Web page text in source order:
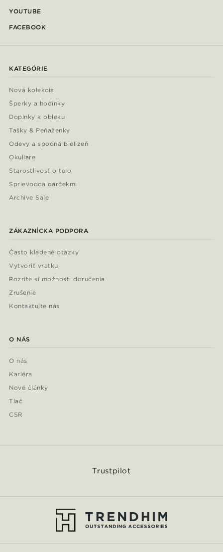
YOUTUBE
FACEBOOK
KATEGÓRIE
Nová kolekcia
Šperky a hodinky
Doplnky k obleku
Tašky & Peňaženky
Odevy a spodná bielizeň
Okuliare
Starostlivosť o telo
Sprievodca darčekmi
Archive Sale
ZÁKAZNÍCKA PODPORA
Často kladené otázky
Vytvoriť vratku
Pozrite si možnosti doručenia
Zrušenie
Kontaktujte nás
O NÁS
O nás
Kariéra
Nové články
Tlač
CSR
Trustpilot